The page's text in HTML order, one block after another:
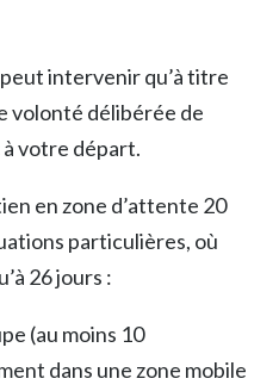
intervenir qu’à titre
volonté délibérée de
votre départ.
en zone d’attente 20
particulières, où
26 jours :
(au moins 10
dans une zone mobile